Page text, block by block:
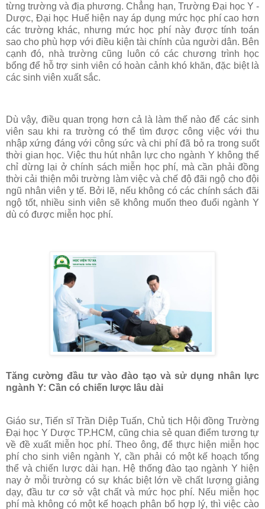
từng trường và địa phương. Chẳng hạn, Trường Đại học Y -
Dược, Đại học Huế hiện nay áp dụng mức học phí cao hơn
các trường khác, nhưng mức học phí này được tính toán
sao cho phù hợp với điều kiện tài chính của người dân. Bên
cạnh đó, nhà trường cũng luôn có các chương trình học
bổng để hỗ trợ sinh viên có hoàn cảnh khó khăn, đặc biệt là
các sinh viên xuất sắc.
Dù vậy, điều quan trọng hơn cả là làm thế nào để các sinh
viên sau khi ra trường có thể tìm được công việc với thu
nhập xứng đáng với công sức và chi phí đã bỏ ra trong suốt
thời gian học. Việc thu hút nhân lực cho ngành Y không thể
chỉ dừng lại ở chính sách miễn học phí, mà cần phải đồng
thời cải thiện môi trường làm việc và chế độ đãi ngộ cho đội
ngũ nhân viên y tế. Bởi lẽ, nếu không có các chính sách đãi
ngộ tốt, nhiều sinh viên sẽ không muốn theo đuổi ngành Y
dù có được miễn học phí.
Tăng cường đầu tư vào đào tạo và sử dụng nhân lực
ngành Y: Cần có chiến lược lâu dài
Giáo sư, Tiến sĩ Trần Diệp Tuấn, Chủ tịch Hội đồng Trường
Đại học Y Dược TP.HCM, cũng chia sẻ quan điểm tương tự
về đề xuất miễn học phí. Theo ông, để thực hiện miễn học
phí cho sinh viên ngành Y, cần phải có một kế hoạch tổng
thể và chiến lược dài hạn. Hệ thống đào tạo ngành Y hiện
nay ở mỗi trường có sự khác biệt lớn về chất lượng giảng
dạy, đầu tư cơ sở vật chất và mức học phí. Nếu miễn học
phí mà không có một kế hoạch phân bổ hợp lý, thì việc cào